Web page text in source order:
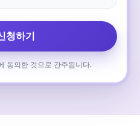
청하기
동의한 것으로 간주됩니다.